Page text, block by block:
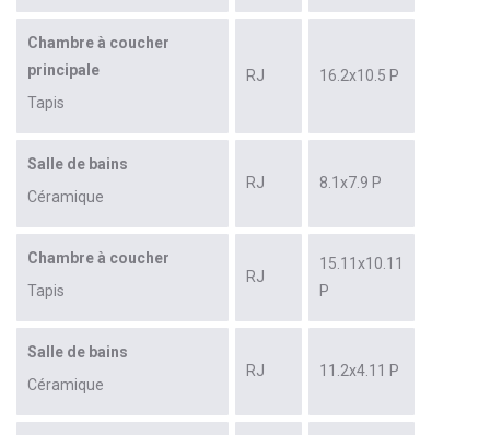
Chambre à coucher
principale
Tapis
RJ 16.2x10.5 P
Salle de bains
Céramique
RJ 8.1x7.9 P
Chambre à coucher
Tapis
RJ
15.11x10.11
P
Salle de bains
Céramique
RJ 11.2x4.11 P